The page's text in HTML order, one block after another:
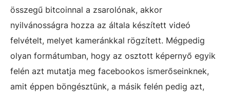
összegű bitcoinnal a zsarolónak, akkor
nyilvánosságra hozza az általa készített videó
felvételt, melyet kameránkkal rögzített. Mégpedig
olyan formátumban, hogy az osztott képernyő egyik
felén azt mutatja meg facebookos ismerőseinknek,
amit éppen böngésztünk, a másik felén pedig azt,